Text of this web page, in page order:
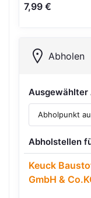
7,99 €
Abholen
Ausgewählter
Abholstellen
Keuck
GmbH &